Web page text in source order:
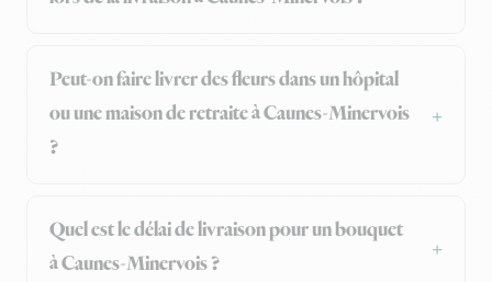
Peut-on faire livrer des fleurs dans un hôpital
ou une maison de retraite à Caunes-Minervois
?
Quel est le délai de livraison pour un bouquet
à Caunes-Minervois ?